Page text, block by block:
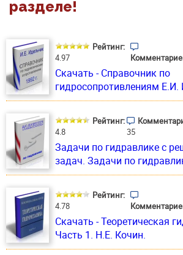
разделе!
Рейтинг:
4.97
Скачать - Справочник по
гидросопротивлениям E.И.
Рейтинг:
4.8
35
Задачи по гидравлике с
задач. Задачи по
Рейтинг:
4.78
Скачать - Теоретическая
Часть 1. Н.Е. Кочин.